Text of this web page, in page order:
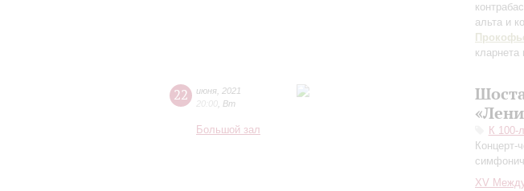
альта и
кларнета
22 июня 2021
20:00 Вт
Большой зал
К 100-
Концерт-
XV